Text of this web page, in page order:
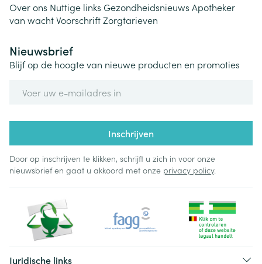
Over ons Nuttige links Gezondheidsnieuws Apotheker
van wachtVoorschriftZorgtarieven
Nieuwsbrief
Blijf op de hoogte van nieuwe producten en promoties
Inschrijven
Door op inschrijven te klikken, schrijft u zich in voor onze
nieuwsbrief en gaat u akkoord met onze privacy policy.
Juridische links